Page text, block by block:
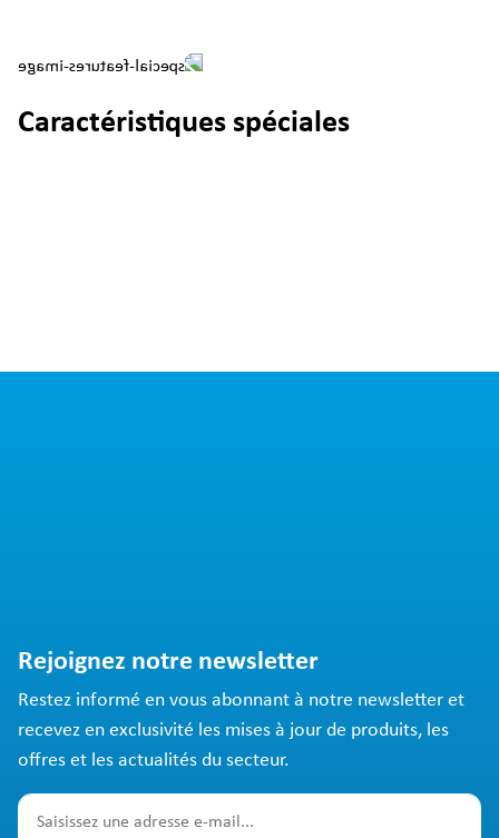
Caractéristiques spéciales
Rejoignez notre newsletter
Restez informé en vous abonnant à notre newsletter et
recevez en exclusivité les mises à jour de produits, les
offres et les actualités du secteur.